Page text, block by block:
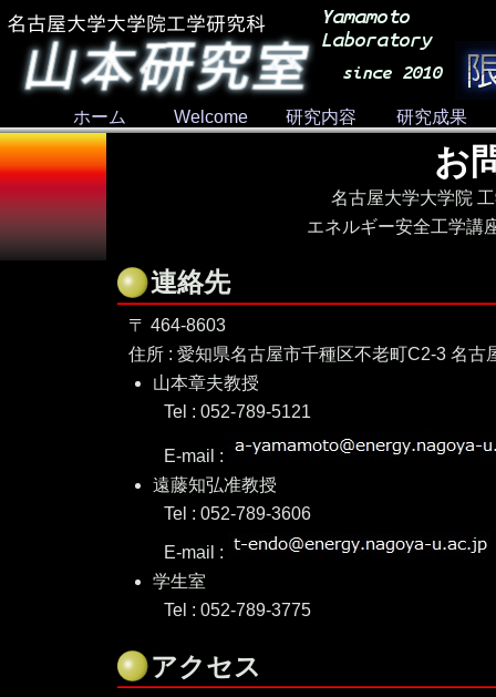
ホーム Welcome 研究内容 研究成果
お
名古屋大学大学院
エネルギー安全工学講
連絡先
〒 464-8603
住所 : 愛知県名古屋市千種区不老町C2-3 名古
山本章夫教授
Tel : 052-789-5121
E-mail :
遠藤知弘准教授
Tel : 052-789-3606
E-mail :
学生室
Tel : 052-789-3775
アクセス